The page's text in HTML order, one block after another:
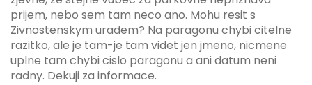
prijem, nebo sem tam neco ano. Mohu resit s
Zivnostenskym uradem? Na paragonu chybi citelne
razitko, ale je tam-je tam videt jen jmeno, nicmene
uplne tam chybi cislo paragonu a ani datum neni
radny. Dekuji za informace.